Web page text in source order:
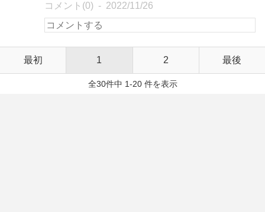
コメント(0) 2022/11/26
最初 1 2 最後
全30件中 1-20 件を表示